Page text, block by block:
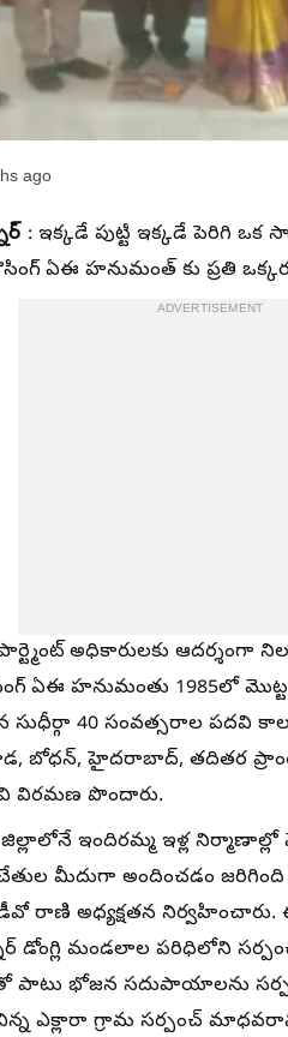
ago
: ఇక్కడే పుట్టి ఇక్కడే పెరిగి
ఏఈ హనుమంత్ కు ప్రతి
ADVERTISEMENT
అధికారులకు ఆదర్శంగా
ఏఈ హనుమంతు 1985లో
40 సంవత్సరాల పదవి
బోధన్, హైదరాబాద్, తదితర
విరమణ పొందారు.
ఇందిరమ్మ ఇళ్ల
చేతుల మీదుగా అందించడం
రాణి అధ్యక్షతన
డోంగ్లి మండలాల పరిధిలోని
పాటు భోజన సదుపాయాలను
ఎక్లారా గ్రామ సర్పంచ్